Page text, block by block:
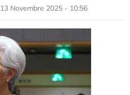
13 Novembre 2025 - 10:56